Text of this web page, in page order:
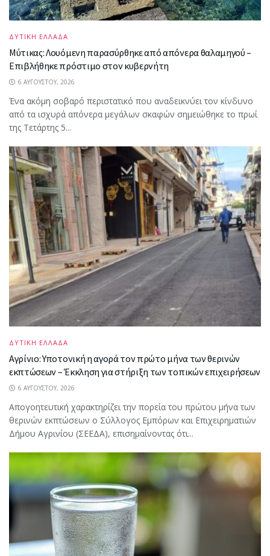
ΔΥΤΙΚΗ ΕΛΛΑΔΑ
Μύτικας: Λουόμενη παρασύρθηκε από απόνερα θαλαμηγού –
Επιβλήθηκε πρόστιμο στον κυβερνήτη
6 ΑΥΓΟΎΣΤΟΥ, 2026
Ένα ακόμη σοβαρό περιστατικό που αναδεικνύει τον κίνδυνο
από τα ισχυρά απόνερα μεγάλων σκαφών σημειώθηκε το πρωί
της Τετάρτης 5...
ΔΥΤΙΚΗ ΕΛΛΑΔΑ
Αγρίνιο: Υποτονική η αγορά τον πρώτο μήνα των θερινών
εκπτώσεων – Έκκληση για στήριξη των τοπικών επιχειρήσεων
6 ΑΥΓΟΎΣΤΟΥ, 2026
Απογοητευτική χαρακτηρίζει την πορεία του πρώτου μήνα των
θερινών εκπτώσεων ο Σύλλογος Εμπόρων και Επιχειρηματιών
Δήμου Αγρινίου (ΣΕΕΔΑ), επισημαίνοντας ότι...